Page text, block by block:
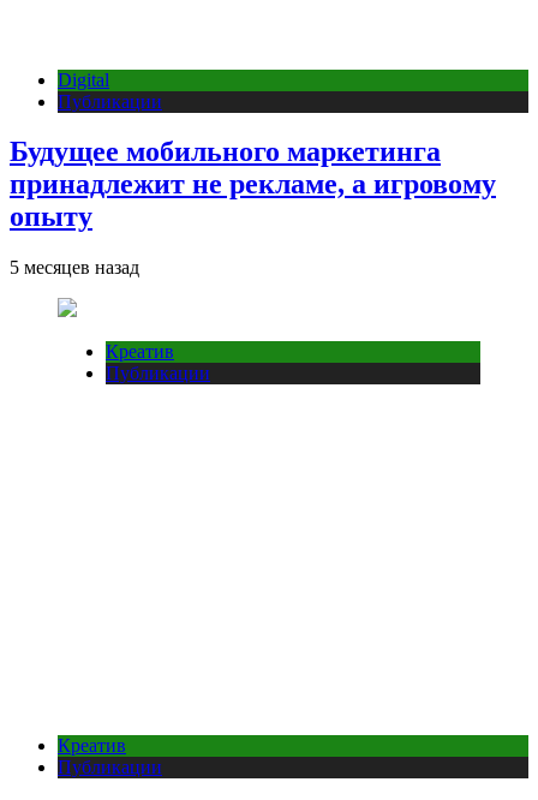
Digital
Публикации
Будущее мобильного маркетинга
принадлежит не рекламе, а игровому
опыту
5 месяцев назад
Креатив
Публикации
Креатив
Публикации